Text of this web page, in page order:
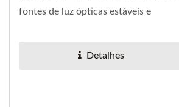
fontes de luz ópticas estáveis e
Detalhes